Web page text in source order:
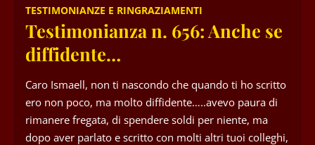
TESTIMONIANZE E RINGRAZIAMENTI
Testimonianza n. 656: Anche se
diffidente…
Caro Ismaell, non ti nascondo che quando ti ho scritto
ero non poco, ma molto diffidente…..avevo paura di
rimanere fregata, di spendere soldi per niente, ma
dopo aver parlato e scritto con molti altri tuoi colleghi,